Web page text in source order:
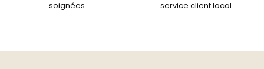
soignées.
service client local.